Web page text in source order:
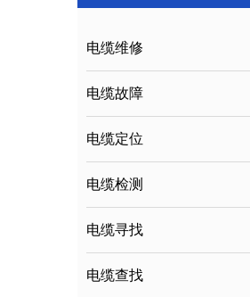
电缆维修
电缆故障
电缆定位
电缆检测
电缆寻找
电缆查找